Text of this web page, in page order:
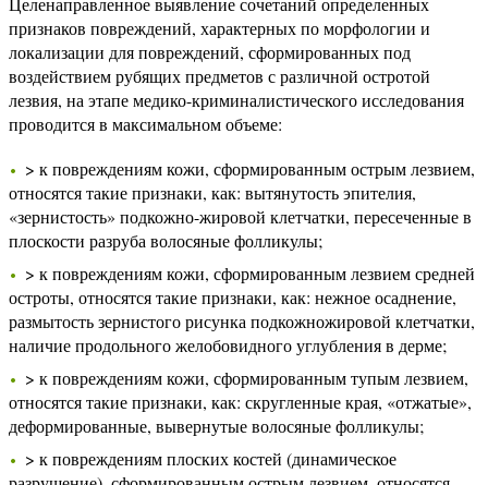
признаков повреждений, характерных по морфологии и
локализации для повреждений, сформированных под
воздействием рубящих предметов с различной остротой
лезвия, на этапе медико-криминалистического исследования
проводится в максимальном объеме:
> к повреждениям кожи, сформированным острым лезвием,
относятся такие признаки, как: вытянутость эпителия,
«зернистость» подкожно-жировой клетчатки, пересеченные в
плоскости разруба волосяные фолликулы;
> к повреждениям кожи, сформированным лезвием средней
остроты, относятся такие признаки, как: нежное осаднение,
размытость зернистого рисунка подкожножировой клетчатки,
наличие продольного желобовидного углубления в дерме;
> к повреждениям кожи, сформированным тупым лезвием,
относятся такие признаки, как: скругленные края, «отжатые»,
деформированные, вывернутые волосяные фолликулы;
> к повреждениям плоских костей (динамическое